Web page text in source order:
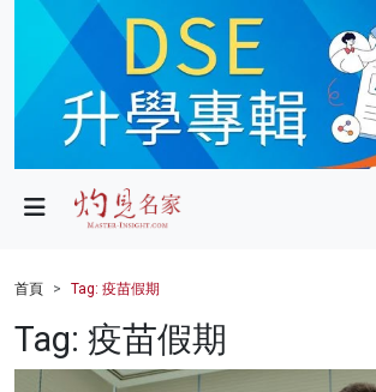
政局
財經
健康
首頁 Tag: 疫苗假期
Tag: 疫苗假期